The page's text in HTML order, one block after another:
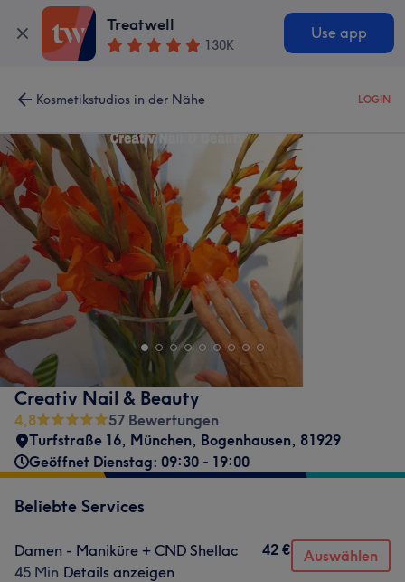
Treatwell
130K
Use app
Kosmetikstudios in der Nähe LOGIN
Creativ Nail & Beauty
4,8
57 Bewertungen
Turfstraße 16, München, Bogenhausen, 81929
Geöffnet Dienstag: 09:30 - 19:00
Beliebte Services
Damen - Maniküre + CND Shellac
45 Min.Details anzeigen
42 € Auswählen